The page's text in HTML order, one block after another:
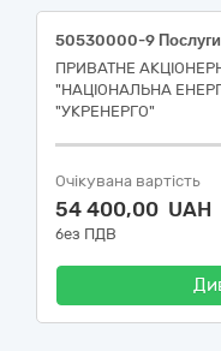
ПРИВАТНЕ
"НАЦІОНАЛЬНА
"УКРЕНЕРГО"
Очікувана вартість
54 400,00 UAH
без ПДВ